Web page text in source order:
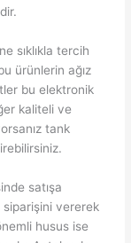
sıklıkla tercih
ürünlerin ağız
bu elektronik
kaliteli ve
tank
satışa
siparişini vererek
husus ise